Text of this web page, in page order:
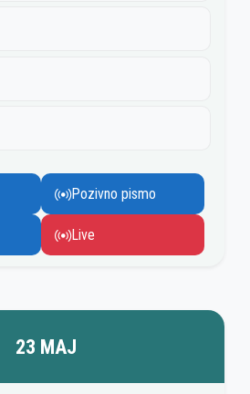
Pozivno pismo
Live
23 MAJ